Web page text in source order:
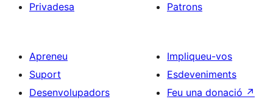
Privadesa
Patrons
Apreneu
Suport
Desenvolupadors
Impliqueu-vos
Esdeveniments
Feu una donació ↗